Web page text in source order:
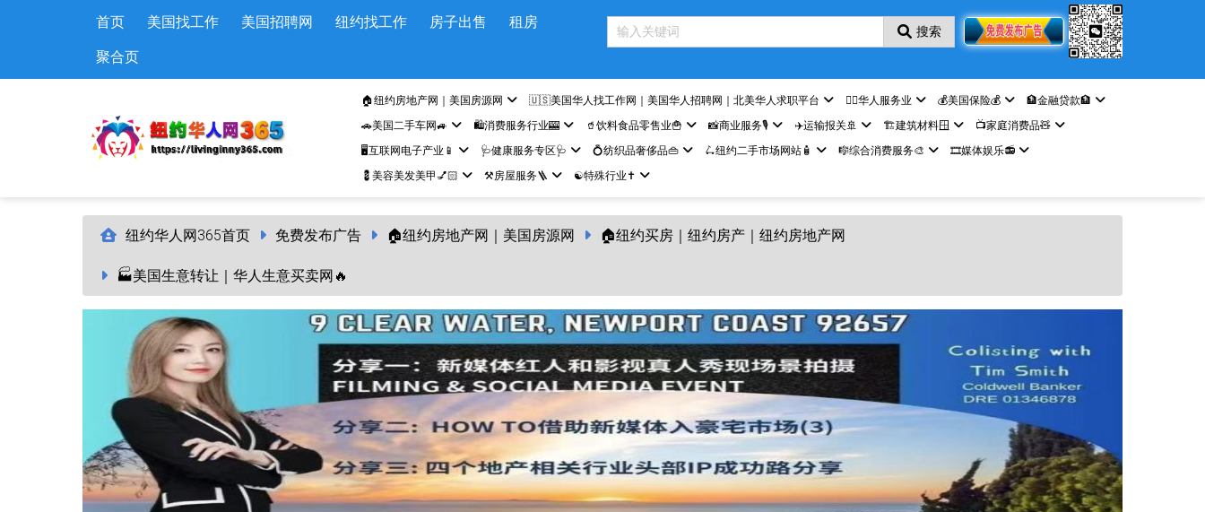
首页 美国找工作 美国招聘网 纽约找工作 房子出售 租房
聚合页
搜索
🏠纽约房地产网｜美国房源网 🇺🇸美国华人找工作网｜美国华人招聘网｜北美华人求职平台 🤵‍♀️华人服务业 💰美国保险💰
🏦金融贷款🏦
🚗美国二手车网🚙
🛍️消费服务行业🎰 🥤饮料食品零售业🍟 📸商业服务🎙️ ✈️运输报关🚢 🏗️建筑材料🪟
📺家庭消费品🧸
🖥️互联网电子产业📱
🩺健康服务专区🩺 💍纺织品奢侈品👜 🛴纽约二手市场网站🧴 🎼综合消费服务🎨
🎞️媒体娱乐📻
💈美容美发美甲💅🏻
⚒️房屋服务🪜 ☯️特殊行业✝️
纽约华人网365首页 免费发布广告 🏠纽约房地产网｜美国房源网 🏠纽约买房｜纽约房产｜纽约房地产网
🏭美国生意转让｜华人生意买卖网🔥